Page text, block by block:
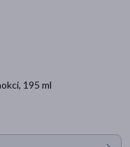
195 ml